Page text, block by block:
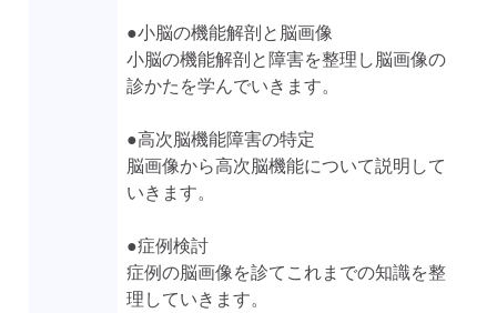
●小脳の機能解剖と脳画像
小脳の機能解剖と障害を整理し脳画像の
診かたを学んでいきます。
●高次脳機能障害の特定
脳画像から高次脳機能について説明して
いきます。
●症例検討
症例の脳画像を診てこれまでの知識を整
理していきます。